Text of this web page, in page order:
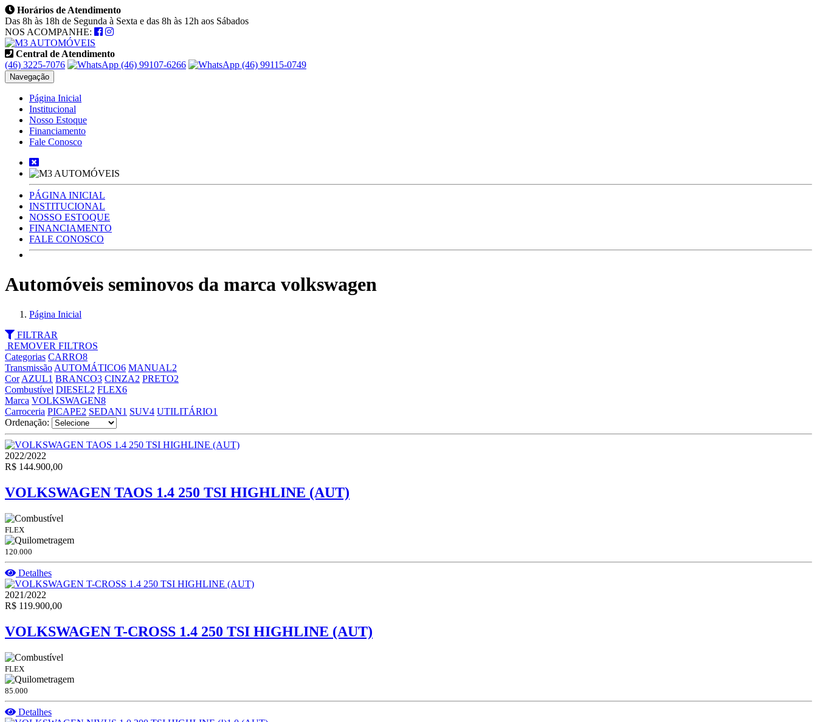
Horários de Atendimento
Das 8h às 18h de Segunda à Sexta e das 8h às 12h aos Sábados
NOS ACOMPANHE:
Central de Atendimento
(46) 3225-7076
(46) 99107-6266 (46) 99115-0749
Navegação
Página Inicial
Institucional
Nosso Estoque
Financiamento
Fale Conosco
PÁGINA INICIAL
INSTITUCIONAL
NOSSO ESTOQUE
FINANCIAMENTO
FALE CONOSCO
Automóveis seminovos da marca volkswagen
Página Inicial
FILTRAR
REMOVER FILTROS
Categorias CARRO8
Transmissão AUTOMÁTICO6 MANUAL2
Cor AZUL1 BRANCO3 CINZA2 PRETO2
Combustível DIESEL2 FLEX6
Marca VOLKSWAGEN8
Carroceria PICAPE2 SEDAN1 SUV4 UTILITÁRIO1
Ordenação:
2022/2022
R$ 144.900,00
VOLKSWAGEN TAOS 1.4 250 TSI HIGHLINE (AUT)
FLEX
120.000
Detalhes
2021/2022
R$ 119.900,00
VOLKSWAGEN T-CROSS 1.4 250 TSI HIGHLINE (AUT)
FLEX
85.000
Detalhes